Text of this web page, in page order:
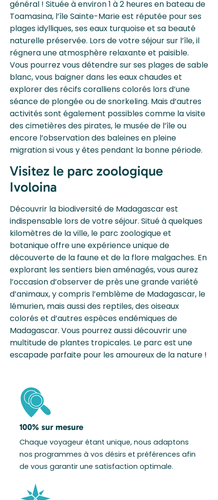
général ! Située à environ 1 à 2 heures en bateau de
Toamasina, l’île Sainte-Marie est réputée pour ses
plages idylliques, ses eaux turquoise et sa beauté
naturelle préservée. Lors de votre séjour sur l’île, il
régnera une atmosphère relaxante et paisible.
Vous pourrez vous détendre sur ses plages de sable
blanc, vous baigner dans les eaux chaudes et
explorer des récifs coralliens colorés lors d’une
séance de plongée ou de snorkeling. Mais d’autres
activités sont également possibles comme la visite
des cimetières des pirates, le musée de l’île ou
encore l’observation des baleines en pleine
migration si vous y êtes pendant la bonne période.
Visitez le parc zoologique
Ivoloina
Découvrir la biodiversité de Madagascar est
indispensable lors de votre séjour. Situé à quelques
kilomètres de la ville, le parc zoologique et
botanique offre une expérience unique de
découverte de la faune et de la flore malgaches. En
explorant les sentiers bien aménagés, vous aurez
l’occasion d’observer de près une grande variété
d’animaux, y compris l’emblème de Madagascar, le
lémurien, mais aussi des reptiles, des oiseaux
colorés et d’autres espèces endémiques de
Madagascar. Vous pourrez aussi découvrir une
multitude de plantes tropicales. Le parc est une
escapade parfaite pour les amoureux de la nature !
100% sur mesure
Chaque voyageur étant unique, nous adaptons
nos programmes à vos désirs et préférences afin
de vous garantir une satisfaction optimale.